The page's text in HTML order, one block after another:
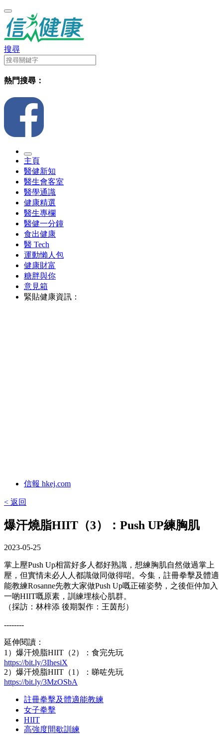
搜尋
熱門搜尋：
主頁
醫健新知
醫生會客室
醫學通識
健康精選
醫生專欄
醫健一分鐘
食出健康
醫 Tech
運動懶人包
健康財富
糖胖與你
意見箱
緊貼健康資訊：
信報 hkej.com
< 返回
爆汗燒脂HIIT（3）：Push UP練胸肌
2023-05-25
掌上壓Push Up相當好多人都好熟識，想練胸肌自然做過掌上
壓，但實情未必人人都識做同做得啱。今集，註冊拳擊及體適
能教練Rosanne先教大家做Push Up嘅正確姿勢，之後佢仲加入
一啲HIIT嘅原素，訓練埋核心肌群。
（採訪：林梓添 後期製作：王茵彤）
--------
延伸閱讀：
1）爆汗燒脂HIIT（2）：食完先玩
https://bit.ly/3IhesiX
2）爆汗燒脂HIIT（1）：睇咗先玩
https://bit.ly/3MzOSbA
註冊拳擊及體適能教練
女子拳擊
HIIT
高強度間歇訓練